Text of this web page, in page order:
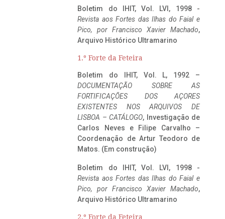
Boletim do IHIT, Vol. LVI, 1998 -
Revista aos Fortes das Ilhas do Faial e
Pico, por Francisco Xavier Machado,
Arquivo Histórico Ultramarino
1.º Forte da Feteira
Boletim do IHIT, Vol. L, 1992 –
DOCUMENTAÇÃO SOBRE AS
FORTIFICAÇÕES DOS AÇORES
EXISTENTES NOS ARQUIVOS DE
LISBOA – CATÁLOGO, Investigação de
Carlos Neves e Filipe Carvalho –
Coordenação de Artur Teodoro de
Matos. (Em construção)
Boletim do IHIT, Vol. LVI, 1998 -
Revista aos Fortes das Ilhas do Faial e
Pico, por Francisco Xavier Machado,
Arquivo Histórico Ultramarino
2.º Forte da Feteira